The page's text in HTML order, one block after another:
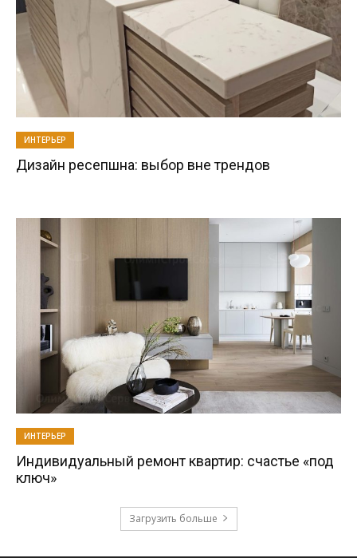
ИНТЕРЬЕР
Дизайн ресепшна: выбор вне трендов
ИНТЕРЬЕР
Индивидуальный ремонт квартир: счастье «под
ключ»
Загрузить больше